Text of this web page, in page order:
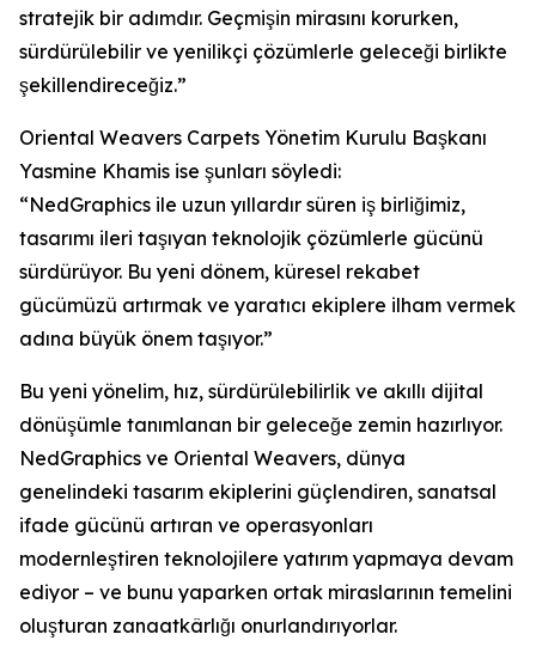
stratejik bir adımdır. Geçmişin mirasını korurken,
sürdürülebilir ve yenilikçi çözümlerle geleceği birlikte
şekillendireceğiz.”
Oriental Weavers Carpets Yönetim Kurulu Başkanı
Yasmine Khamis ise şunları söyledi:
“NedGraphics ile uzun yıllardır süren iş birliğimiz,
tasarımı ileri taşıyan teknolojik çözümlerle gücünü
sürdürüyor. Bu yeni dönem, küresel rekabet
gücümüzü artırmak ve yaratıcı ekiplere ilham vermek
adına büyük önem taşıyor.”
Bu yeni yönelim, hız, sürdürülebilirlik ve akıllı dijital
dönüşümle tanımlanan bir geleceğe zemin hazırlıyor.
NedGraphics ve Oriental Weavers, dünya
genelindeki tasarım ekiplerini güçlendiren, sanatsal
ifade gücünü artıran ve operasyonları
modernleştiren teknolojilere yatırım yapmaya devam
ediyor – ve bunu yaparken ortak miraslarının temelini
oluşturan zanaatkârlığı onurlandırıyorlar.